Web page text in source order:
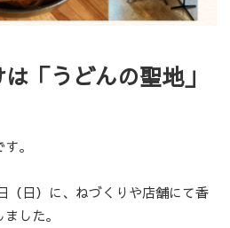
「うどんの聖地」
。
（日）に、ねづくりや店舗にて香
した。